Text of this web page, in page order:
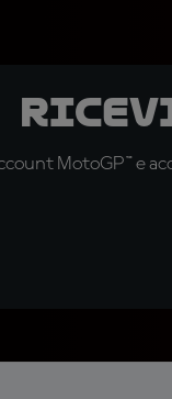
MotoGP™ e